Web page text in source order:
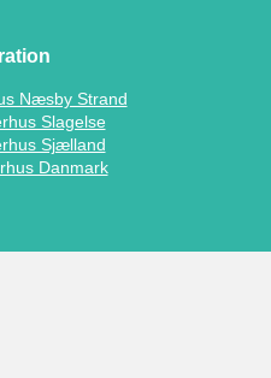
Næsby Strand
Slagelse
Sjælland
Danmark